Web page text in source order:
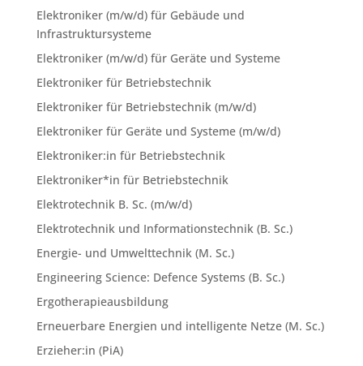
Elektroniker (m/w/d) für Gebäude und
Infrastruktursysteme
Elektroniker (m/w/d) für Geräte und Systeme
Elektroniker für Betriebstechnik
Elektroniker für Betriebstechnik (m/w/d)
Elektroniker für Geräte und Systeme (m/w/d)
Elektroniker:in für Betriebstechnik
Elektroniker*in für Betriebstechnik
Elektrotechnik B. Sc. (m/w/d)
Elektrotechnik und Informationstechnik (B. Sc.)
Energie- und Umwelttechnik (M. Sc.)
Engineering Science: Defence Systems (B. Sc.)
Ergotherapieausbildung
Erneuerbare Energien und intelligente Netze (M. Sc.)
Erzieher:in (PiA)